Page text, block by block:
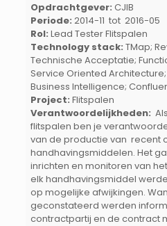
Opdrachtgever:CJIB
Periode: 2014-11 tot 2016-05
Rol:Lead Tester Flitspalen
Technology stack:TMap;
Technische Acceptatie;
Service Oriented Architecture;
Business Intelligence;
Project:Flitspalen
Verantwoordelijkheden:
flitspalen ben je
van de productie van recent
handhavingsmiddelen. Het
inrichten en monitoren van
elk handhavingsmiddel
op mogelijke afwijkingen.
geconstateerd werden
contractpartij en de contract